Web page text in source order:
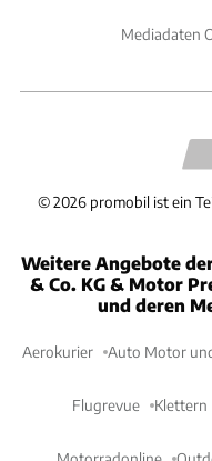
Mediadaten
©2026 promobil ist ein
Weitere Angebote
& Co. KG & Motor
und deren
Aerokurier Auto Motor
Flugrevue Klettern